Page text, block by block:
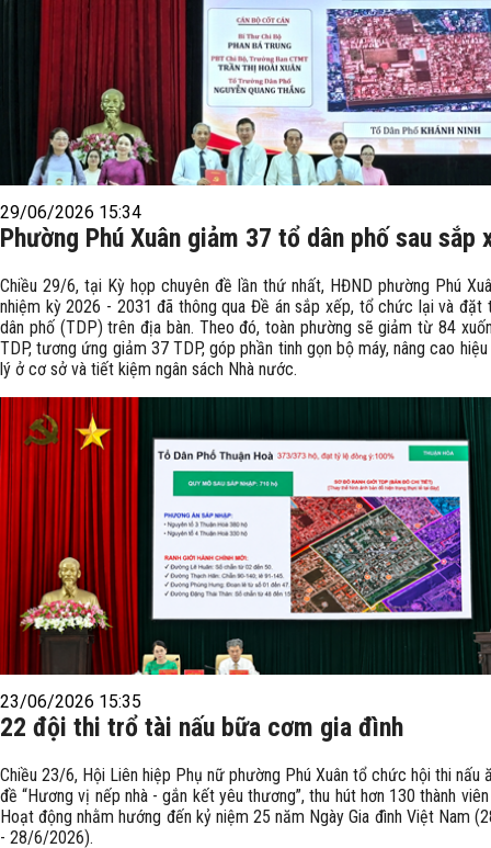
29/06/2026 15:34
Phường Phú Xuân giảm 37 tổ dân phố sau sắp
Chiều 29/6, tại Kỳ họp chuyên đề lần thứ nhất, HĐND phường Phú
nhiệm kỳ 2026 - 2031 đã thông qua Đề án sắp xếp, tổ chức lại và đặt
dân phố (TDP) trên địa bàn. Theo đó, toàn phường sẽ giảm từ 84
TDP, tương ứng giảm 37 TDP, góp phần tinh gọn bộ máy, nâng cao
lý ở cơ sở và tiết kiệm ngân sách Nhà nước.
23/06/2026 15:35
22 đội thi trổ tài nấu bữa cơm gia đình
Chiều 23/6, Hội Liên hiệp Phụ nữ phường Phú Xuân tổ chức hội thi nấu
đề “Hương vị nếp nhà - gắn kết yêu thương”, thu hút hơn 130 thành
Hoạt động nhằm hướng đến kỷ niệm 25 năm Ngày Gia đình Việt Nam
- 28/6/2026).